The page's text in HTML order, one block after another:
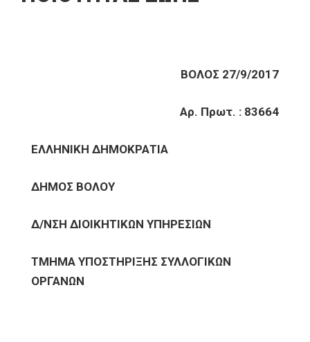
ΒΟΛΟΣ 27/9/2017
Αρ. Πρωτ. : 83664
ΕΛΛΗΝΙΚΗ ΔΗΜΟΚΡΑΤΙΑ
ΔΗΜΟΣ ΒΟΛΟΥ
Δ/ΝΣΗ ΔΙΟΙΚΗΤΙΚΩΝ ΥΠΗΡΕΣΙΩΝ
ΤΜΗΜΑ ΥΠΟΣΤΗΡΙΞΗΣ ΣΥΛΛΟΓΙΚΩΝ
ΟΡΓΑΝΩΝ